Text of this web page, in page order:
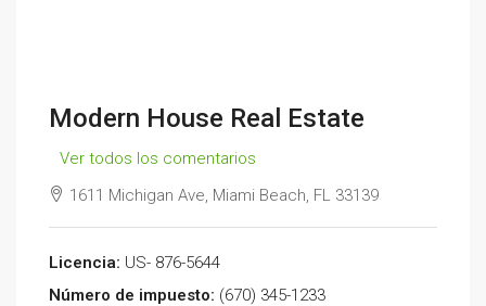
Modern House Real Estate
Ver todos los comentarios
1611 Michigan Ave, Miami Beach, FL 33139
Licencia: US- 876-5644
Número de impuesto: (670) 345-1233